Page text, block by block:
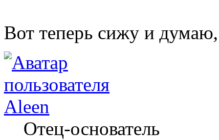
Вот теперь сижу и
Aleen
Отец-основатель